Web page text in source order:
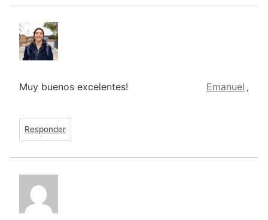
Emanuel ,
Muy buenos excelentes!
Responder